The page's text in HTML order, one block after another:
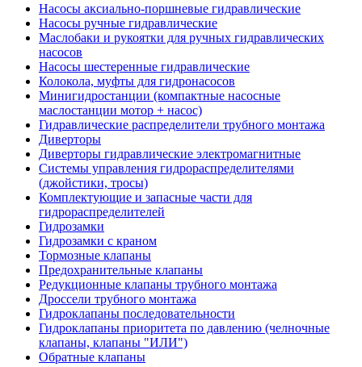
Насосы аксиально-поршневые гидравлические
Насосы ручные гидравлические
Маслобаки и рукоятки для ручных гидравлических
насосов
Насосы шестеренные гидравлические
Колокола, муфты для гидронасосов
Минигидростанции (компактные насосные
маслостанции мотор + насос)
Гидравлические распределители трубного монтажа
Диверторы
Диверторы гидравлические электромагнитные
Системы управления гидрораспределителями
(джойстики, тросы)
Комплектующие и запасные части для
гидрораспределителей
Гидрозамки
Гидрозамки с краном
Тормозные клапаны
Предохранительные клапаны
Редукционные клапаны трубного монтажа
Дроссели трубного монтажа
Гидроклапаны последовательности
Гидроклапаны приоритета по давлению (челночные
клапаны, клапаны "ИЛИ")
Обратные клапаны